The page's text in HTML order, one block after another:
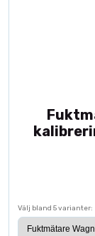
Välj bland 5 varianter: